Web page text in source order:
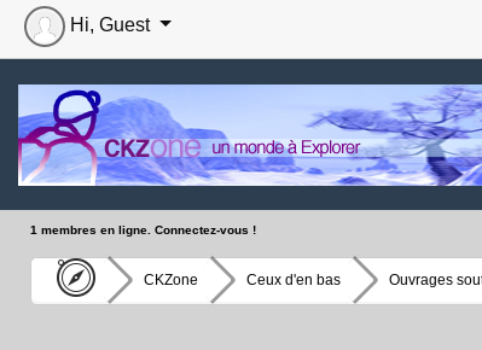
Hi, Guest
1 membres en ligne. Connectez-vous !
CKZone Ceux d'en bas Ouvrages